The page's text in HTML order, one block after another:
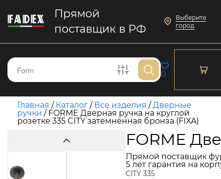
Прямой
поставщик в РФ
Выберите
город
0
Главная / Каталог / Все изделия /Дверные
ручки / FORME Дверная ручка на круглой
розетке 335 CITY затемнённая бронза (FIXA)
FORME
Прямой поставщик
5 лет гарантия на
CITY 335